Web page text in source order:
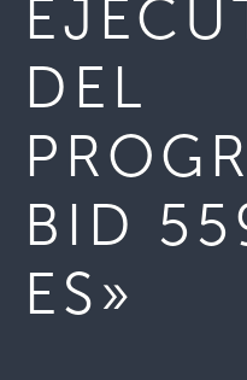
DEL
BID
ES»